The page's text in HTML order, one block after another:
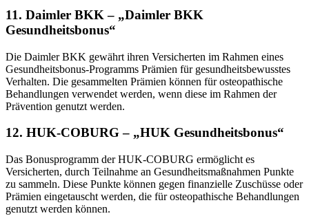
11. Daimler BKK – „Daimler BKK
Gesundheitsbonus“
Die Daimler BKK gewährt ihren Versicherten im Rahmen eines
Gesundheitsbonus-Programms Prämien für gesundheitsbewusstes
Verhalten. Die gesammelten Prämien können für osteopathische
Behandlungen verwendet werden, wenn diese im Rahmen der
Prävention genutzt werden.
12. HUK-COBURG – „HUK Gesundheitsbonus“
Das Bonusprogramm der HUK-COBURG ermöglicht es
Versicherten, durch Teilnahme an Gesundheitsmaßnahmen Punkte
zu sammeln. Diese Punkte können gegen finanzielle Zuschüsse oder
Prämien eingetauscht werden, die für osteopathische Behandlungen
genutzt werden können.